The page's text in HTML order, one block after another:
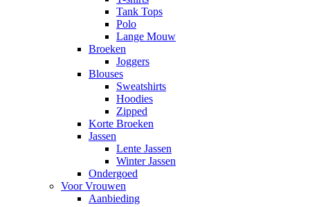
Tank Tops
Polo
Lange Mouw
Broeken
Joggers
Blouses
Sweatshirts
Hoodies
Zipped
Korte Broeken
Jassen
Lente Jassen
Winter Jassen
Ondergoed
Voor Vrouwen
Aanbieding